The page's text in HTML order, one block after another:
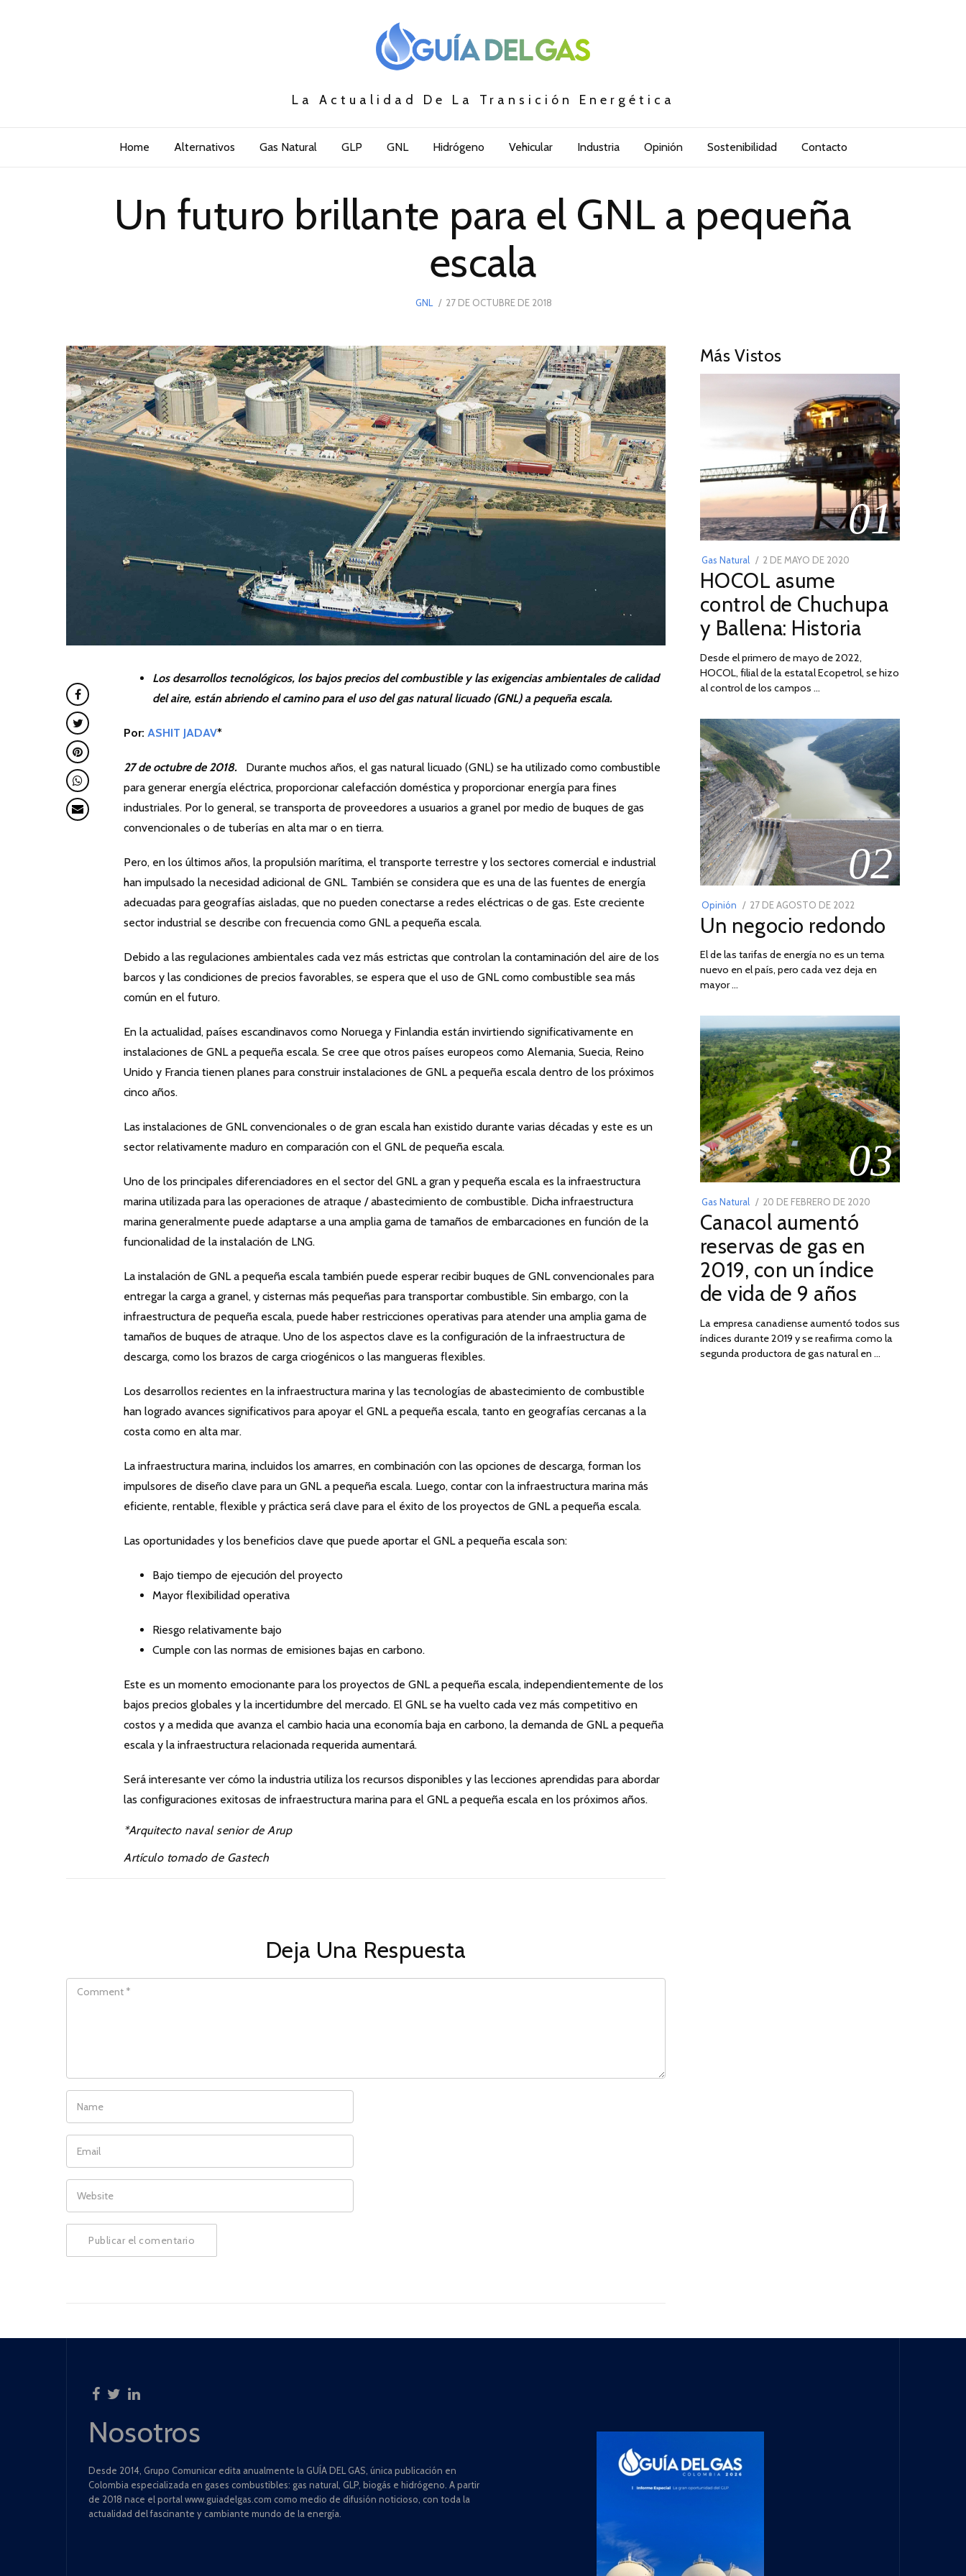
La Actualidad De La Transición Energética
Home Alternativos Gas Natural GLP GNL Hidrógeno Vehicular Industria Opinión Sostenibilidad Contacto
Un futuro brillante para el GNL a pequeña
escala
GNL
POSTED
27 DE OCTUBRE DE 2018
Los desarrollos tecnológicos, los bajos precios del combustible y las exigencias ambientales de calidad
del aire, están abriendo el camino para el uso del gas natural licuado (GNL) a pequeña escala.
Por: ASHIT JADAV*
27 de octubre de 2018. Durante muchos años, el gas natural licuado (GNL) se ha utilizado como combustible
para generar energía eléctrica, proporcionar calefacción doméstica y proporcionar energía para fines
industriales. Por lo general, se transporta de proveedores a usuarios a granel por medio de buques de gas
convencionales o de tuberías en alta mar o en tierra.
Pero, en los últimos años, la propulsión marítima, el transporte terrestre y los sectores comercial e industrial
han impulsado la necesidad adicional de GNL. También se considera que es una de las fuentes de energía
adecuadas para geografías aisladas, que no pueden conectarse a redes eléctricas o de gas. Este creciente
sector industrial se describe con frecuencia como GNL a pequeña escala.
Debido a las regulaciones ambientales cada vez más estrictas que controlan la contaminación del aire de los
barcos y las condiciones de precios favorables, se espera que el uso de GNL como combustible sea más
común en el futuro.
En la actualidad, países escandinavos como Noruega y Finlandia están invirtiendo significativamente en
instalaciones de GNL a pequeña escala. Se cree que otros países europeos como Alemania, Suecia, Reino
Unido y Francia tienen planes para construir instalaciones de GNL a pequeña escala dentro de los próximos
cinco años.
Las instalaciones de GNL convencionales o de gran escala han existido durante varias décadas y este es un
sector relativamente maduro en comparación con el GNL de pequeña escala.
Uno de los principales diferenciadores en el sector del GNL a gran y pequeña escala es la infraestructura
marina utilizada para las operaciones de atraque / abastecimiento de combustible. Dicha infraestructura
marina generalmente puede adaptarse a una amplia gama de tamaños de embarcaciones en función de la
funcionalidad de la instalación de LNG.
La instalación de GNL a pequeña escala también puede esperar recibir buques de GNL convencionales para
entregar la carga a granel, y cisternas más pequeñas para transportar combustible. Sin embargo, con la
infraestructura de pequeña escala, puede haber restricciones operativas para atender una amplia gama de
tamaños de buques de atraque. Uno de los aspectos clave es la configuración de la infraestructura de
descarga, como los brazos de carga criogénicos o las mangueras flexibles.
Los desarrollos recientes en la infraestructura marina y las tecnologías de abastecimiento de combustible
han logrado avances significativos para apoyar el GNL a pequeña escala, tanto en geografías cercanas a la
costa como en alta mar.
La infraestructura marina, incluidos los amarres, en combinación con las opciones de descarga, forman los
impulsores de diseño clave para un GNL a pequeña escala. Luego, contar con la infraestructura marina más
eficiente, rentable, flexible y práctica será clave para el éxito de los proyectos de GNL a pequeña escala.
Las oportunidades y los beneficios clave que puede aportar el GNL a pequeña escala son:
Bajo tiempo de ejecución del proyecto
Mayor flexibilidad operativa
Riesgo relativamente bajo
Cumple con las normas de emisiones bajas en carbono.
Este es un momento emocionante para los proyectos de GNL a pequeña escala, independientemente de los
bajos precios globales y la incertidumbre del mercado. El GNL se ha vuelto cada vez más competitivo en
costos y a medida que avanza el cambio hacia una economía baja en carbono, la demanda de GNL a pequeña
escala y la infraestructura relacionada requerida aumentará.
Será interesante ver cómo la industria utiliza los recursos disponibles y las lecciones aprendidas para abordar
las configuraciones exitosas de infraestructura marina para el GNL a pequeña escala en los próximos años.
*Arquitecto naval senior de Arup
Artículo tomado de Gastech
Deja Una Respuesta
Más Vistos
01
Gas Natural
POSTED
ON
2 DE MAYO DE 2020
DE
2026
HOCOL asume
control de Chuchupa
y Ballena: Historia
Desde el primero de mayo de 2022,
HOCOL, filial de la estatal Ecopetrol, se hizo
al control de los campos …
02
Opinión
POSTED
ON
27 DE AGOSTO DE 2022
DE
DE
2022
Un negocio redondo
El de las tarifas de energía no es un tema
nuevo en el país, pero cada vez deja en
mayor …
03
Gas Natural
POSTED
ON
20 DE FEBRERO DE 2020
2025
Canacol aumentó
reservas de gas en
2019, con un índice
de vida de 9 años
La empresa canadiense aumentó todos sus
índices durante 2019 y se reafirma como la
segunda productora de gas natural en …
Nosotros
Desde 2014, Grupo Comunicar edita anualmente la GUÍA DEL GAS, única publicación en
Colombia especializada en gases combustibles: gas natural, GLP, biogás e hidrógeno. A partir
de 2018 nace el portal www.guiadelgas.com como medio de difusión noticioso, con toda la
actualidad del fascinante y cambiante mundo de la energía.